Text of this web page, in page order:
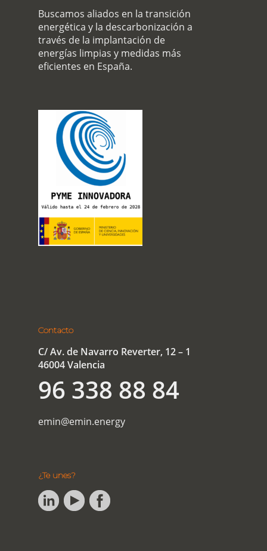
Buscamos aliados en la transición
energética y la descarbonización a
través de la implantación de
energías limpias y medidas más
eficientes en España.
Contacto
C/ Av. de Navarro Reverter, 12 – 1
46004 Valencia
96 338 88 84
emin@emin.energy
¿Te unes?